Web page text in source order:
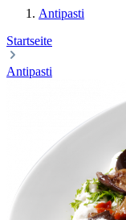
Antipasti
Startseite
Antipasti